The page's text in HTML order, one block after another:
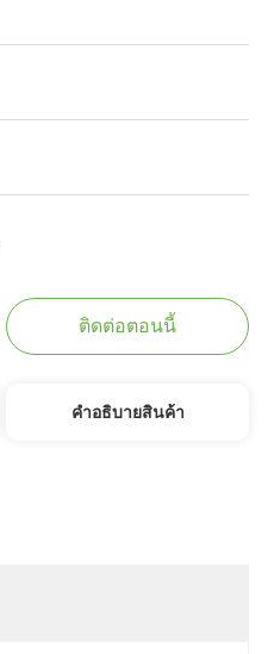
ติดต่อตอนนี้
คําอธิบายสินค้า